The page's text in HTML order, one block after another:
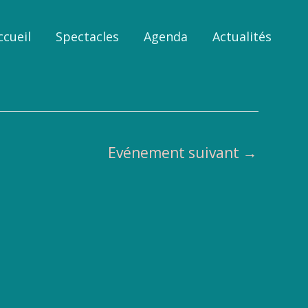
Spectacles Agenda Actualités
Evénement suivant →